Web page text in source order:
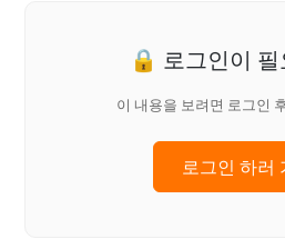
🔒 로그인이
이 내용을 보려면 로그인
로그인 하러